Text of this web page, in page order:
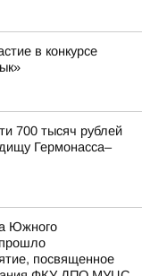
в конкурсе
700 тысяч рублей
Гермонасса–
Южного
посвященное